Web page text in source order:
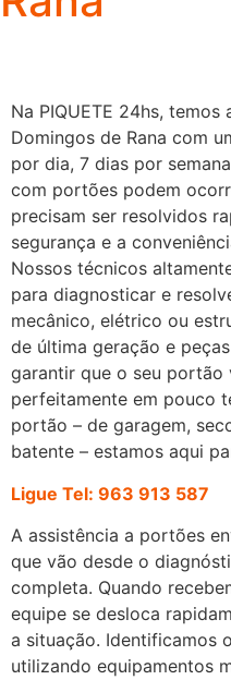
Na PIQUETE 24hs,
Domingos de Rana com
por dia, 7 dias por
com portões podem
precisam ser resolvidos
segurança e a
Nossos técnicos
para diagnosticar e
mecânico, elétrico ou
de última geração e
garantir que o seu portão
perfeitamente em pouco
portão – de garagem,
batente – estamos aqui
Ligue Tel: 963 913 587
A assistência a portões
que vão desde o
completa. Quando
equipe se desloca
a situação. Identificamos
utilizando equipamentos